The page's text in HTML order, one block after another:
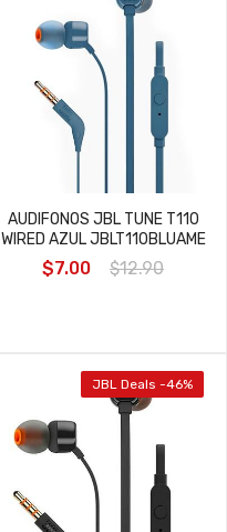
AUDIFONOS JBL TUNE T110
WIRED AZUL JBLT110BLUAME
$7.00 $12.90
JBL Deals -46%